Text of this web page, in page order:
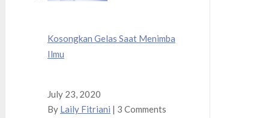
Kosongkan Gelas Saat Menimba
Ilmu
July 23, 2020
By Laily Fitriani | 3 Comments